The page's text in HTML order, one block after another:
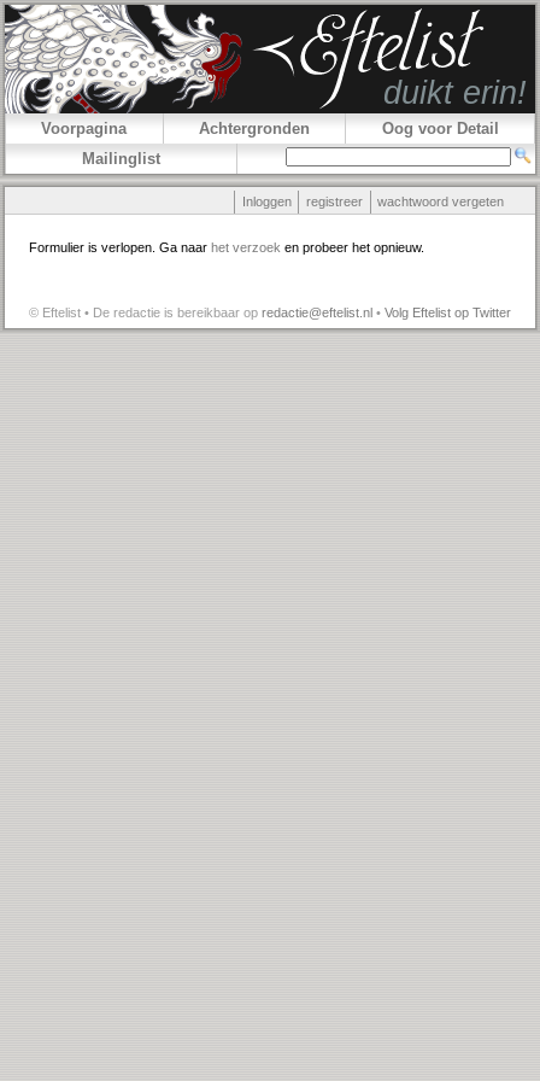
Voorpagina Achtergronden
Oog voor Detail
Mailinglist
Inloggen registreer wachtwoord vergeten
Formulier is verlopen. Ga naar het verzoek en probeer het opnieuw.
© Eftelist • De redactie is bereikbaar op redactie@eftelist.nl • Volg Eftelist op Twitter